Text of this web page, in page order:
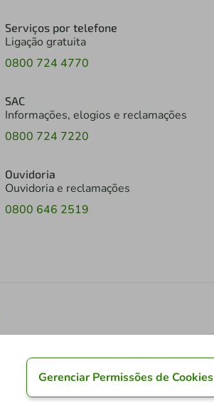
Serviços por telefone
Ligação gratuita
0800 724 4770
SAC
Informações, elogios e reclamações
0800 724 7220
Ouvidoria
Ouvidoria e reclamações
0800 646 2519
Gerenciar Permissões de Cookies